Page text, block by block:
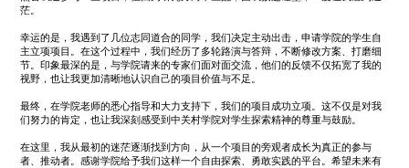
茫。
幸运的是，我遇到了几位志同道合的同学，我们决定主动出击，申请学院的学生自
主立项项目。在这个过程中，我们经历了多轮路演与答辩，不断修改方案、打磨细
节。印象最深的是，与学院请来的专家们面对面交流，他们的反馈不仅拓宽了我的
视野，也让我更加清晰地认识自己的项目价值与不足。
最终，在学院老师的悉心指导和大力支持下，我们的项目成功立项。这不仅是对我
们努力的肯定，也让我深刻感受到中关村学院对学生探索精神的尊重与鼓励。
在这里，我从最初的迷茫逐渐找到方向，从一个项目的旁观者成长为真正的参与
者、推动者。感谢学院给予我们这样一个自由探索、勇敢实践的平台。希望未来有